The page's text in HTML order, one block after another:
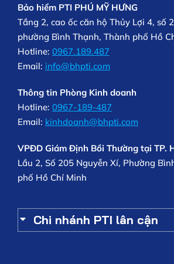
Bảo hiểm PTI PHÚ MỸ HƯNG
Tầng 2, cao ốc căn hộ Thủy Lợi 4, số
phường Bình Thạnh, Thành phố Hồ
Hotline: 0967.189.487
Email: info@bhpti.com
Thông tin Phòng Kinh doanh
Hotline: 0967-189-487
Email: kinhdoanh@bhpti.com
VPĐD Giám Định Bồi Thường tại TP.
Lầu 2, Số 205 Nguyễn Xí, Phường
phố Hồ Chí Minh
Chi nhánh PTI lân cận